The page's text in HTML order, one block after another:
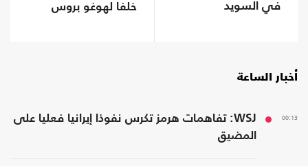
في السويد
خلفا لهوغو بروس
أخبار الساعة
00:13
WSJ: تفاهمات هرمز تكرس نفوذا إيرانيا فعليا على
المضيق